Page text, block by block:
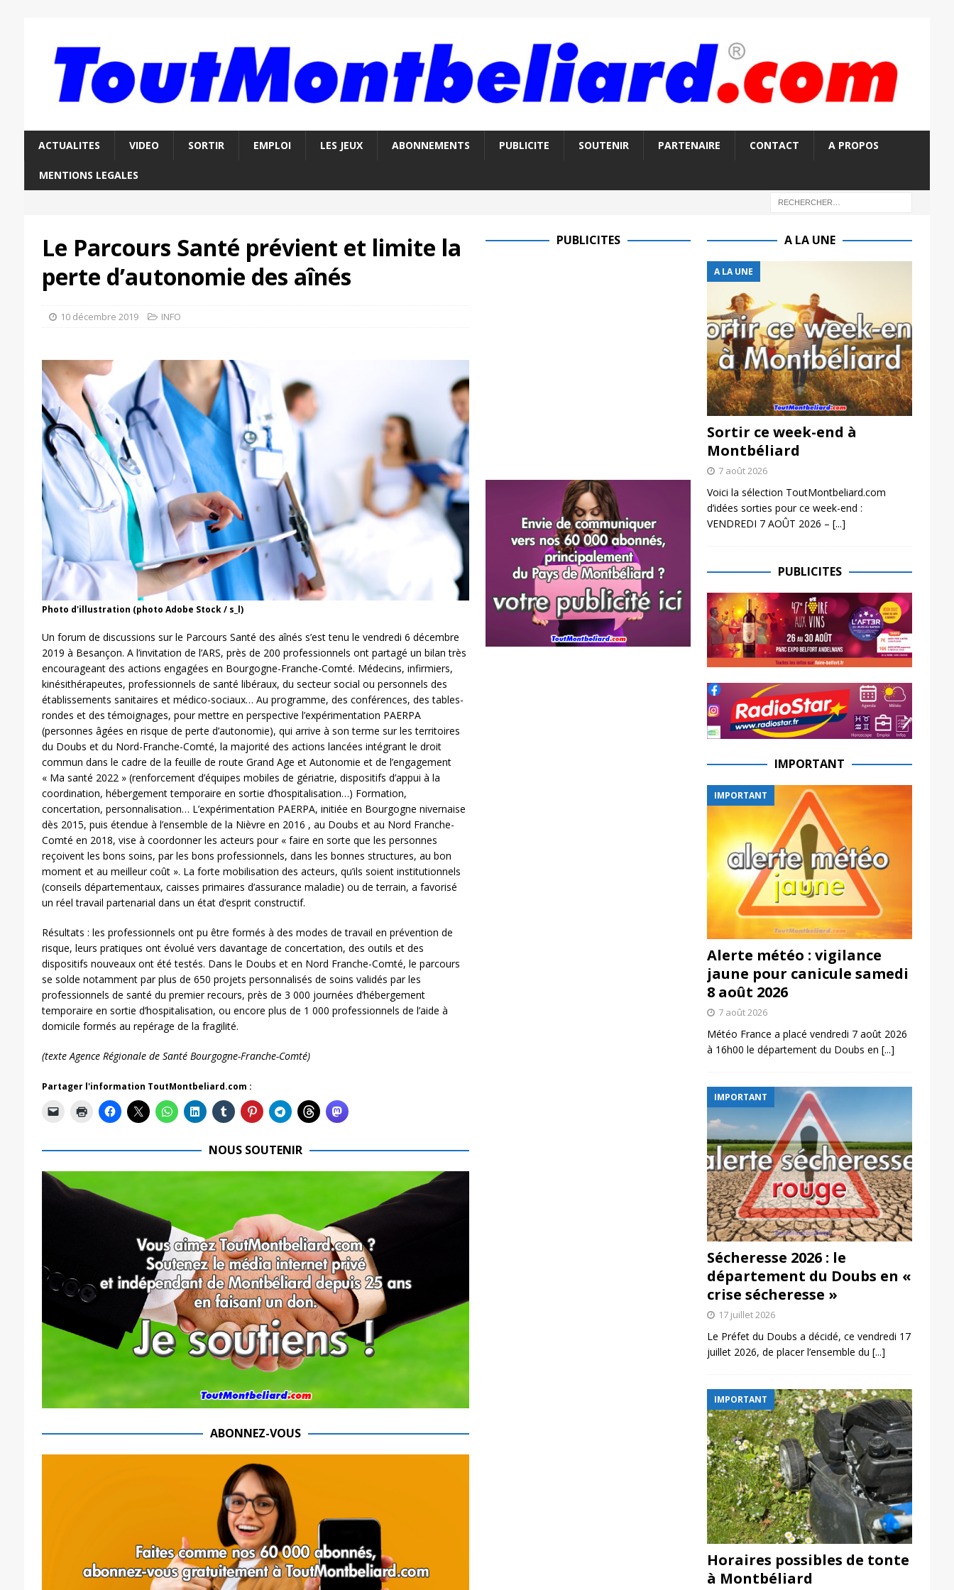
ACTUALITES VIDEO SORTIR EMPLOI LES JEUX ABONNEMENTS PUBLICITE SOUTENIR PARTENAIRE CONTACT A PROPOS
MENTIONS LEGALES
Le Parcours Santé prévient et limite la
perte d’autonomie des aînés
10 décembre 2019 INFO
Photo d'illustration (photo Adobe Stock / s_l)
Un forum de discussions sur le Parcours Santé des aînés s’est tenu le vendredi 6 décembre
2019 à Besançon. A l’invitation de l’ARS, près de 200 professionnels ont partagé un bilan très
encourageant des actions engagées en Bourgogne-Franche-Comté. Médecins, infirmiers,
kinésithérapeutes, professionnels de santé libéraux, du secteur social ou personnels des
établissements sanitaires et médico-sociaux… Au programme, des conférences, des tables-
rondes et des témoignages, pour mettre en perspective l’expérimentation PAERPA
(personnes âgées en risque de perte d’autonomie), qui arrive à son terme sur les territoires
du Doubs et du Nord-Franche-Comté, la majorité des actions lancées intégrant le droit
commun dans le cadre de la feuille de route Grand Age et Autonomie et de l’engagement
« Ma santé 2022 » (renforcement d’équipes mobiles de gériatrie, dispositifs d’appui à la
coordination, hébergement temporaire en sortie d’hospitalisation…) Formation,
concertation, personnalisation… L’expérimentation PAERPA, initiée en Bourgogne nivernaise
dès 2015, puis étendue à l’ensemble de la Nièvre en 2016 , au Doubs et au Nord Franche-
Comté en 2018, vise à coordonner les acteurs pour « faire en sorte que les personnes
reçoivent les bons soins, par les bons professionnels, dans les bonnes structures, au bon
moment et au meilleur coût ». La forte mobilisation des acteurs, qu’ils soient institutionnels
(conseils départementaux, caisses primaires d’assurance maladie) ou de terrain, a favorisé
un réel travail partenarial dans un état d’esprit constructif.
Résultats : les professionnels ont pu être formés à des modes de travail en prévention de
risque, leurs pratiques ont évolué vers davantage de concertation, des outils et des
dispositifs nouveaux ont été testés. Dans le Doubs et en Nord Franche-Comté, le parcours
se solde notamment par plus de 650 projets personnalisés de soins validés par les
professionnels de santé du premier recours, près de 3 000 journées d’hébergement
temporaire en sortie d’hospitalisation, ou encore plus de 1 000 professionnels de l’aide à
domicile formés au repérage de la fragilité.
(texte Agence Régionale de Santé Bourgogne-Franche-Comté)
Partager l'information ToutMontbeliard.com :
NOUS SOUTENIR
ABONNEZ-VOUS
PUBLICITES A LA UNE
A LA UNE
Sortir ce week-end à
Montbéliard
7 août 2026
Voici la sélection ToutMontbeliard.com
d’idées sorties pour ce week-end :
VENDREDI 7 AOÛT 2026 – [...]
PUBLICITES
IMPORTANT
IMPORTANT
Alerte météo : vigilance
jaune pour canicule samedi
8 août 2026
7 août 2026
Météo France a placé vendredi 7 août 2026
à 16h00 le département du Doubs en [...]
IMPORTANT
Sécheresse 2026 : le
département du Doubs en «
crise sécheresse »
17 juillet 2026
Le Préfet du Doubs a décidé, ce vendredi 17
juillet 2026, de placer l’ensemble du [...]
IMPORTANT
Horaires possibles de tonte
à Montbéliard